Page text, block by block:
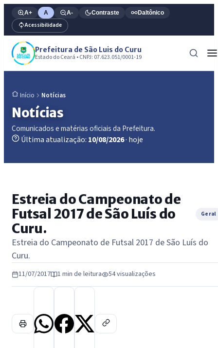
A+ A A- Contraste Daltônico
Acessibilidade
Prefeitura de São Luis do Curu
Estado do Ceará • CNPJ: 07.623.051/0001-19
Início Notícias
Notícias
Comunicados e matérias oficiais da Prefeitura.
Última atualização: 10/08/2026· hoje
Estreia do Campeonato de
Futsal 2017 de São Luís do
Curu.
Geral
Estreia do Campeonato de Futsal 2017 de São Luís do
Curu.
11/07/2017 1 min de leitura 54 visualizações